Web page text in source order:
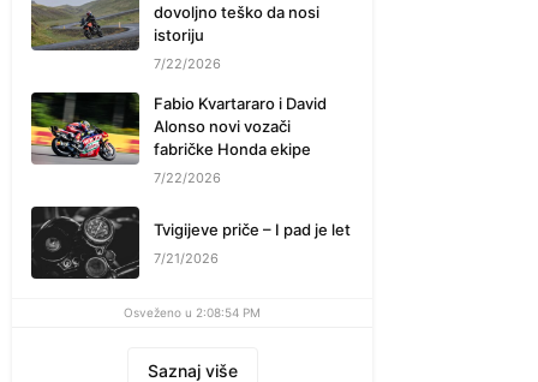
dovoljno teško da nosi
istoriju
7/22/2026
Fabio Kvartararo i David
Alonso novi vozači
fabričke Honda ekipe
7/22/2026
Tvigijeve priče – I pad je let
7/21/2026
Osveženo u 2:08:54 PM
Saznaj više